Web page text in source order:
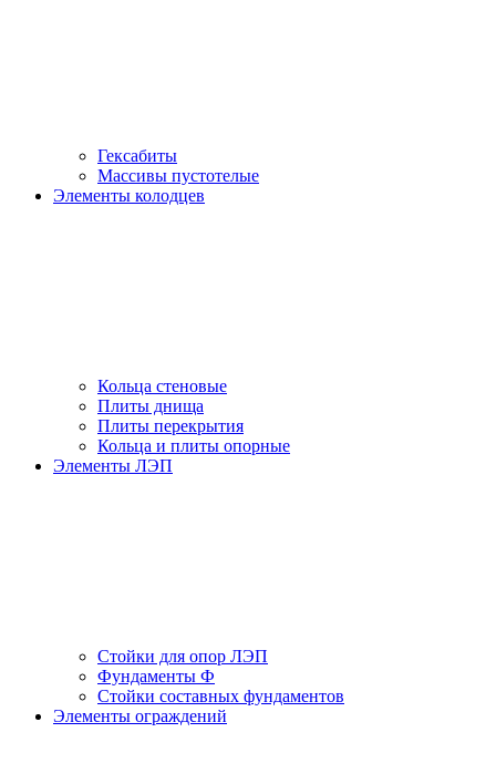
Гексабиты
Массивы пустотелые
Элементы колодцев
Кольца стеновые
Плиты днища
Плиты перекрытия
Кольца и плиты опорные
Элементы ЛЭП
Стойки для опор ЛЭП
Фундаменты Ф
Стойки составных фундаментов
Элементы ограждений